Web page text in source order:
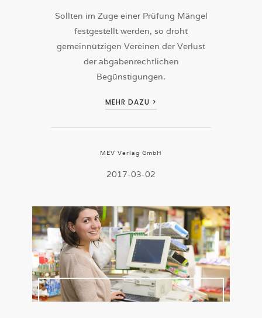
Sollten im Zuge einer Prüfung Mängel
festgestellt werden, so droht
gemeinnützigen Vereinen der Verlust
der abgabenrechtlichen
Begünstigungen.
MEHR DAZU >
MEV Verlag GmbH
2017-03-02